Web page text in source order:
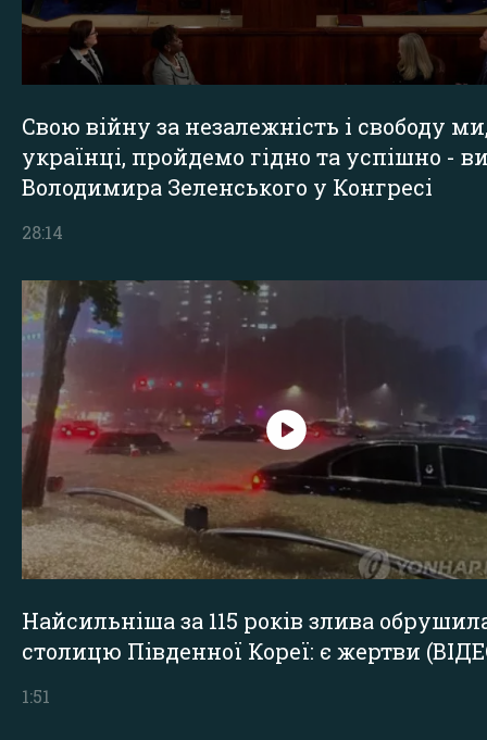
Свою війну за незалежність і свободу
українці, пройдемо гідно та успішно -
Володимира Зеленського у Конгресі
28:14
Найсильніша за 115 років злива
столицю Південної Кореї: є жертви
1:51